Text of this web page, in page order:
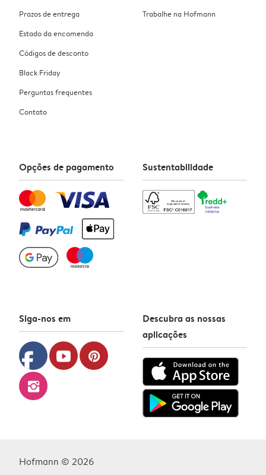
Prazos de entrega
Estado da encomenda
Códigos de desconto
Black Friday
Perguntas frequentes
Contato
Trabalhe na Hofmann
Opções de pagamento Sustentabilidade
Siga-nos em
facebook youtube pinterest
instagram
Descubra as nossas
aplicações
Hofmann © 2026